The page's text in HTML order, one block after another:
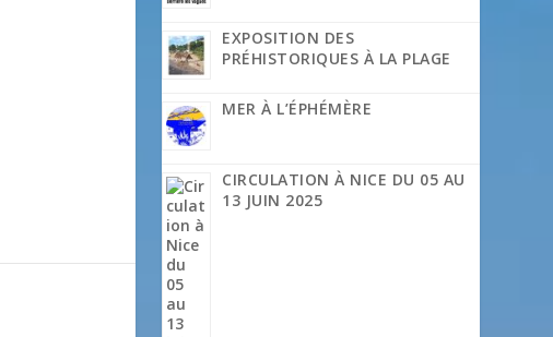
EXPOSITION DES
PRÉHISTORIQUES À LA PLAGE
MER À L’ÉPHÉMÈRE
CIRCULATION À NICE DU 05 AU
13 JUIN 2025